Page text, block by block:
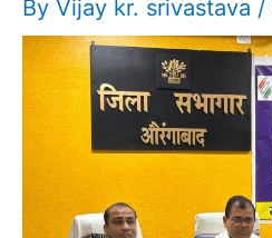
By Vijay kr. srivastava /